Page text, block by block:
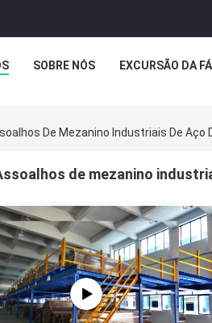
SOBRE NÓS EXCURSÃO DA
De Mezanino Industriais De
de mezanino